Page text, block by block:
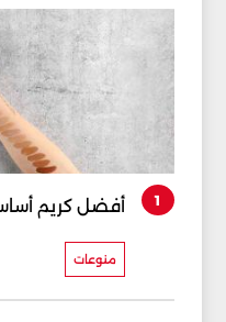
1 أفضل كريم
منوعات